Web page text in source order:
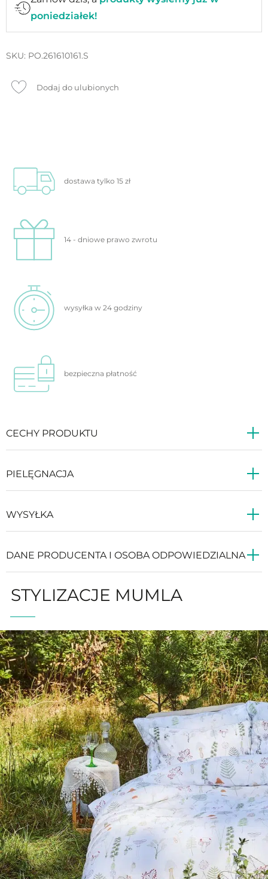
poniedziałek!
SKU: PO.261610161.S
Dodaj do ulubionych
dostawa tylko 15 zł
14 - dniowe prawo zwrotu
wysyłka w 24 godziny
bezpieczna płatność
CECHY PRODUKTU
PIELĘGNACJA
WYSYŁKA
DANE PRODUCENTA I OSOBA ODPOWIEDZIALNA
STYLIZACJE MUMLA